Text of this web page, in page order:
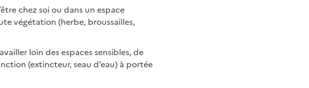
chez soi ou dans un espace
végétation (herbe, broussailles,
loin des espaces sensibles, de
(extincteur, seau d’eau) à portée